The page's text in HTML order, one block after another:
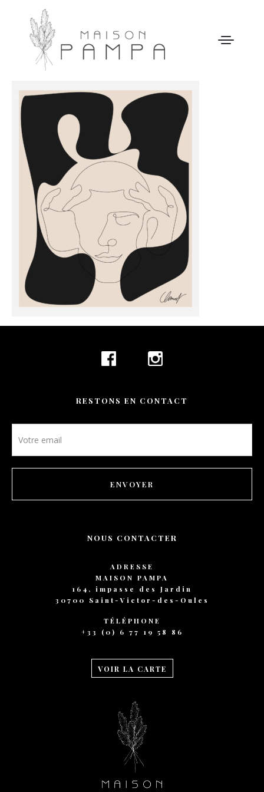
WELCOME
MAISON PAMPA
NOTRE HISTOIRE
ACTIVITÉS
GALERIE
NOS TARIFS
CONTACT
RÉSERVATION
RESTONS EN CONTACT
Newsletter
footer
ENVOYER
NOUS CONTACTER
ADRESSE
MAISON PAMPA
164, impasse des Jardin
30700 Saint-Victor-des-Oules
TÉLÉPHONE
+33 (0) 6 77 19 58 86
VOIR LA CARTE